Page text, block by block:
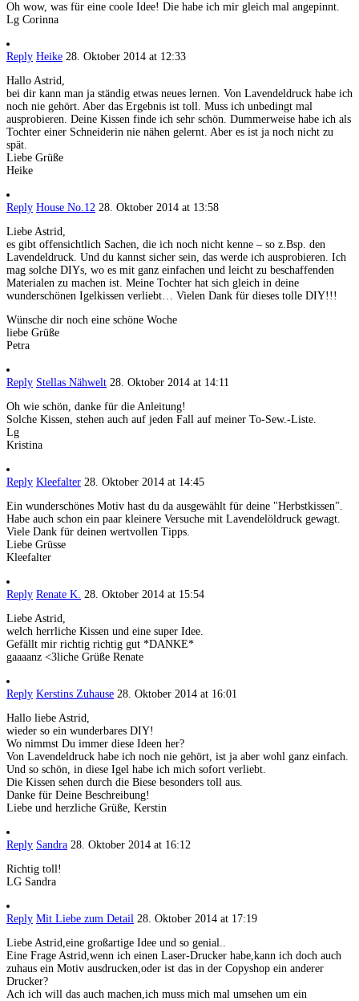
Oh wow, was für eine coole Idee! Die habe ich mir gleich mal angepinnt.
Lg Corinna
Reply Heike 28. Oktober 2014 at 12:33
Hallo Astrid,
bei dir kann man ja ständig etwas neues lernen. Von Lavendeldruck habe ich
noch nie gehört. Aber das Ergebnis ist toll. Muss ich unbedingt mal
ausprobieren. Deine Kissen finde ich sehr schön. Dummerweise habe ich als
Tochter einer Schneiderin nie nähen gelernt. Aber es ist ja noch nicht zu
spät.
Liebe Grüße
Heike
Reply House No.12 28. Oktober 2014 at 13:58
Liebe Astrid,
es gibt offensichtlich Sachen, die ich noch nicht kenne – so z.Bsp. den
Lavendeldruck. Und du kannst sicher sein, das werde ich ausprobieren. Ich
mag solche DIYs, wo es mit ganz einfachen und leicht zu beschaffenden
Materialen zu machen ist. Meine Tochter hat sich gleich in deine
wunderschönen Igelkissen verliebt… Vielen Dank für dieses tolle DIY!!!
Wünsche dir noch eine schöne Woche
liebe Grüße
Petra
Reply Stellas Nähwelt 28. Oktober 2014 at 14:11
Oh wie schön, danke für die Anleitung!
Solche Kissen, stehen auch auf jeden Fall auf meiner To-Sew.-Liste.
Lg
Kristina
Reply Kleefalter 28. Oktober 2014 at 14:45
Ein wunderschönes Motiv hast du da ausgewählt für deine "Herbstkissen".
Habe auch schon ein paar kleinere Versuche mit Lavendelöldruck gewagt.
Viele Dank für deinen wertvollen Tipps.
Liebe Grüsse
Kleefalter
Reply Renate K. 28. Oktober 2014 at 15:54
Liebe Astrid,
welch herrliche Kissen und eine super Idee.
Gefällt mir richtig richtig gut *DANKE*
gaaaanz <3liche Grüße Renate
Reply Kerstins Zuhause 28. Oktober 2014 at 16:01
Hallo liebe Astrid,
wieder so ein wunderbares DIY!
Wo nimmst Du immer diese Ideen her?
Von Lavendeldruck habe ich noch nie gehört, ist ja aber wohl ganz einfach.
Und so schön, in diese Igel habe ich mich sofort verliebt.
Die Kissen sehen durch die Biese besonders toll aus.
Danke für Deine Beschreibung!
Liebe und herzliche Grüße, Kerstin
Reply Sandra 28. Oktober 2014 at 16:12
Richtig toll!
LG Sandra
Reply Mit Liebe zum Detail 28. Oktober 2014 at 17:19
Liebe Astrid,eine großartige Idee und so genial..
Eine Frage Astrid,wenn ich einen Laser-Drucker habe,kann ich doch auch
zuhaus ein Motiv ausdrucken,oder ist das in der Copyshop ein anderer
Drucker?
Ach ich will das auch machen,ich muss mich mal umsehen um ein